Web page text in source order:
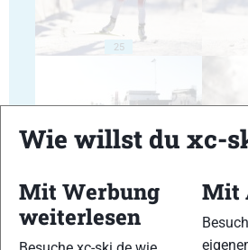
25
Wie willst du xc-
Mit Werbung
weiterlesen
Mit